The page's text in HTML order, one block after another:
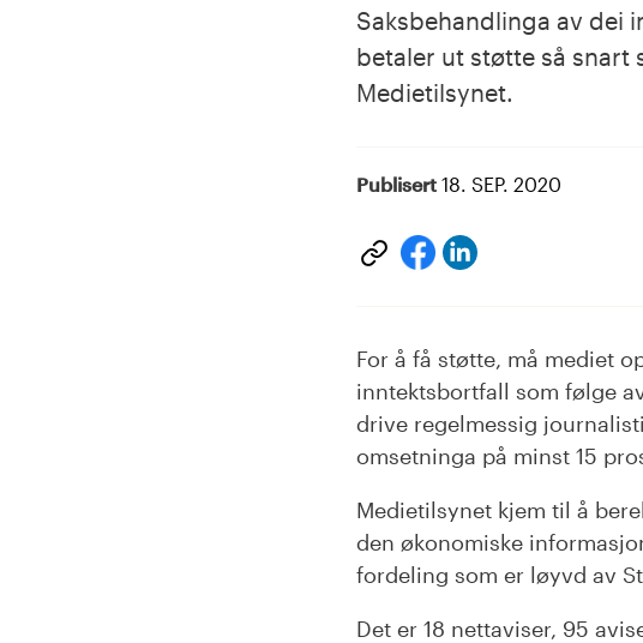
Saksbehandlinga av dei
betaler ut støtte så snart
Medietilsynet.
Publisert 18. SEP. 2020
Del Del
For å få støtte, må mediet
inntektsbortfall som følge
drive regelmessig
omsetninga på minst 15
Medietilsynet kjem til å
den økonomiske
fordeling som er løyvd av
Det er 18 nettaviser, 95